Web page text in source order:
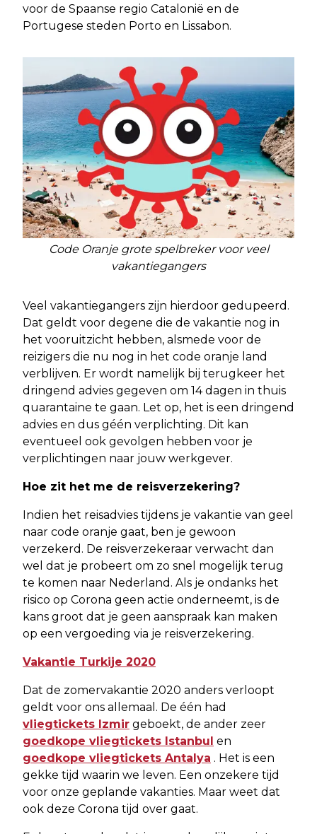
voor de Spaanse regio Catalonië en de
Portugese steden Porto en Lissabon.
Code Oranje grote spelbreker voor veel
vakantiegangers
Veel vakantiegangers zijn hierdoor gedupeerd.
Dat geldt voor degene die de vakantie nog in
het vooruitzicht hebben, alsmede voor de
reizigers die nu nog in het code oranje land
verblijven. Er wordt namelijk bij terugkeer het
dringend advies gegeven om 14 dagen in thuis
quarantaine te gaan. Let op, het is een dringend
advies en dus géén verplichting. Dit kan
eventueel ook gevolgen hebben voor je
verplichtingen naar jouw werkgever.
Hoe zit het me de reisverzekering?
Indien het reisadvies tijdens je vakantie van geel
naar code oranje gaat, ben je gewoon
verzekerd. De reisverzekeraar verwacht dan
wel dat je probeert om zo snel mogelijk terug
te komen naar Nederland. Als je ondanks het
risico op Corona geen actie onderneemt, is de
kans groot dat je geen aanspraak kan maken
op een vergoeding via je reisverzekering.
Vakantie Turkije 2020
Dat de zomervakantie 2020 anders verloopt
geldt voor ons allemaal. De één had
vliegtickets Izmir geboekt, de ander zeer
goedkope vliegtickets Istanbul en
goedkope vliegtickets Antalya . Het is een
gekke tijd waarin we leven. Een onzekere tijd
voor onze geplande vakanties. Maar weet dat
ook deze Corona tijd over gaat.